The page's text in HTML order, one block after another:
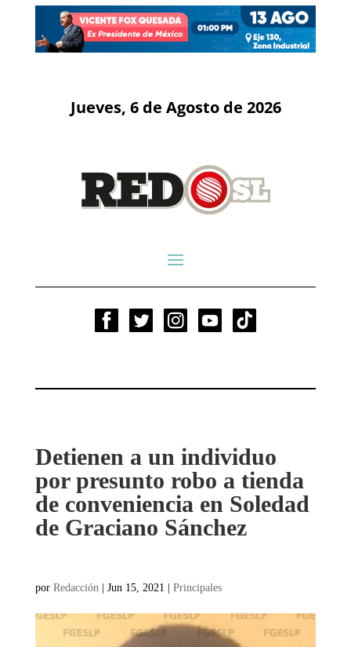
Jueves, 6 de Agosto de 2026
Detienen a un individuo
por presunto robo a tienda
de conveniencia en Soledad
de Graciano Sánchez
por Redacción | Jun 15, 2021 | Principales